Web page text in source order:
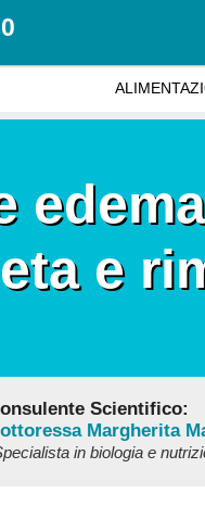
e
Scientifico:
Margherita
in biologia e